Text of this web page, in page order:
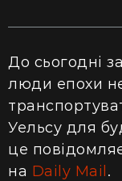
До сьогодні
люди епохи
Уельсу для
це
на Daily Mail .